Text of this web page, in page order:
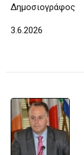
Δημοσιογράφος
3.6.2026